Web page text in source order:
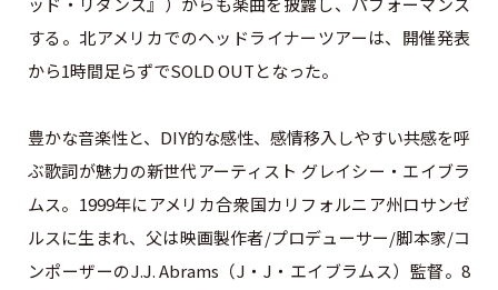
する。北アメリカでのヘッドライナーツアーは、開催発表
から1時間足らずでSOLD OUTとなった。
豊かな音楽性と、DIY的な感性、感情移入しやすい共感を呼
ぶ歌詞が魅力の新世代アーティスト グレイシー・エイブラ
ムス。1999年にアメリカ合衆国カリフォルニア州ロサンゼ
ルスに生まれ、父は映画製作者/プロデューサー/脚本家/コ
ンポーザーのJ.J. Abrams（J・J・エイブラムス）監督。8